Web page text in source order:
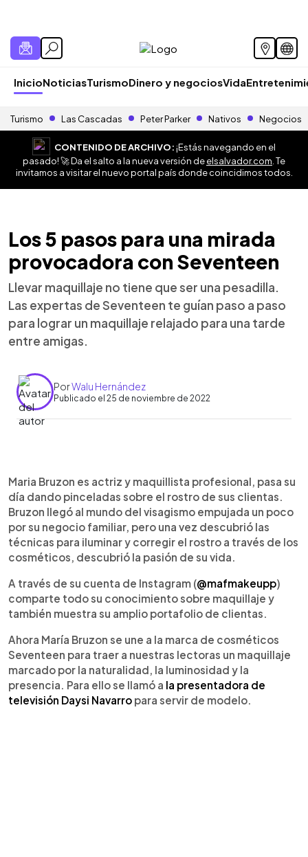
InicioNoticiasTurismoDinero y negociosVida
Turismo Las Cascadas Peter Parker Nativos Negocios
CONTENIDO DE ARCHIVO:¡Estás navegando en el
pasado! 🚀 Da el salto a la nueva versión deelsalvador.com . Te
invitamos a visitar el nuevo portal país donde coincidimos todos.
Los 5 pasos para una mirada
provocadora con Seventeen
Llevar maquillaje no tiene que ser una pesadilla.
Las expertas de Seventeen te guían paso a paso
para lograr un maquillaje relajado para una tarde
entre amigas.
PorWalu Hernández
Publicado el 25 de noviembre de 2022
► Escuchar artículo
Maria Bruzon es actriz y maquillista profesional, pasa su
día dando pinceladas sobre el rostro de sus clientas.
Bruzon llegó al mundo del visagismo empujada un poco
por su negocio familiar, pero una vez descubrió las
técnicas para iluminar y corregir el rostro a través de los
cosméticos, descubrió la pasión de su vida.
A través de su cuenta de Instagram (@mafmakeupp)
comparte todo su conocimiento sobre maquillaje y
también muestra su amplio portafolio de clientas.
Ahora María Bruzon se une a la marca de cosméticos
Seventeen para traer a nuestras lectoras un maquillaje
marcado por la naturalidad, la luminosidad y la
presencia. Para ello se llamó a la presentadora de
televisión Daysi Navarro para servir de modelo.